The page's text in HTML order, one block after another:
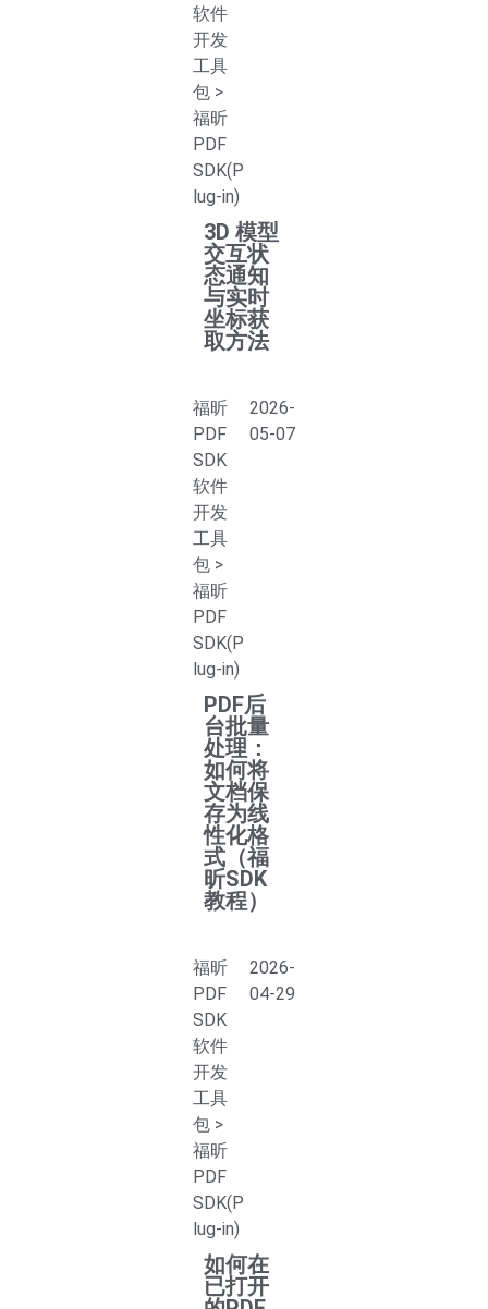
软件
开发
工具
包>
福昕
PDF
SDK(P
lug-in)
3D 模型
交互状
态通知
与实时
坐标获
取方法
福昕
PDF
SDK
软件
开发
工具
包>
福昕
PDF
SDK(P
lug-in)
2026-
05-07
PDF后
台批量
处理：
如何将
文档保
存为线
性化格
式（福
昕SDK
教程）
福昕
PDF
SDK
软件
开发
工具
包>
福昕
PDF
SDK(P
lug-in)
2026-
04-29
如何在
已打开